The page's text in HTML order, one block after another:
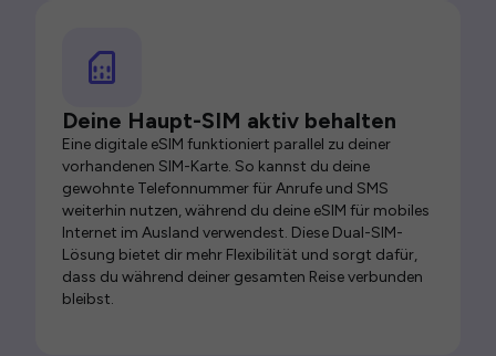
Deine Haupt-SIM aktiv behalten
Eine digitale eSIM funktioniert parallel zu deiner
vorhandenen SIM-Karte. So kannst du deine
gewohnte Telefonnummer für Anrufe und SMS
weiterhin nutzen, während du deine eSIM für mobiles
Internet im Ausland verwendest. Diese Dual-SIM-
Lösung bietet dir mehr Flexibilität und sorgt dafür,
dass du während deiner gesamten Reise verbunden
bleibst.